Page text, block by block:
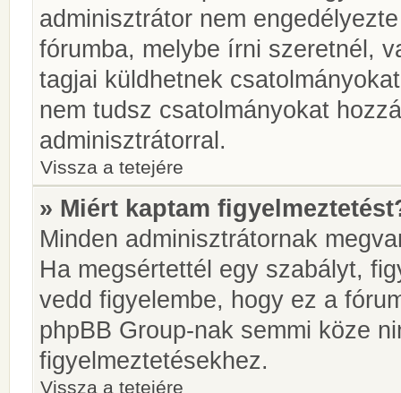
adminisztrátor nem
fórumba, melybe írni szeretnél,
tagjai küldhetnek
nem tudsz csatolmányokat
adminisztrátorral.
Vissza a tetejére
» Miért kaptam
Minden adminisztrátornak
Ha megsértettél egy szabályt,
vedd figyelembe, hogy ez a
phpBB Group-nak semmi köze
figyelmeztetésekhez.
Vissza a tetejére